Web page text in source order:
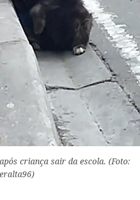
criança sair da escola. (Foto: